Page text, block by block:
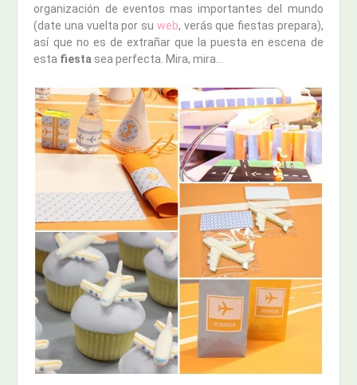
organización de eventos mas importantes del mundo
(date una vuelta por su web, verás que fiestas prepara),
así que no es de extrañar que la puesta en escena de
esta fiesta sea perfecta. Mira, mira…